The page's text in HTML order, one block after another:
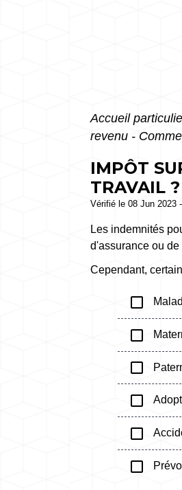
Accueil
revenu -
IMPÔT
TRAVAIL ?
Vérifié le 08 Jun 2023
Les indemnités
d'assurance ou de
Cependant,
check_box_outline_blank
check_box_outline_blank
check_box_outline_blank
check_box_outline_blank
check_box_outline_blank
check_box_outline_blank